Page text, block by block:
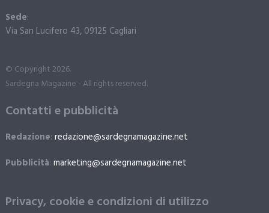
Sede:
Via San Lucifero 43, 09125 Cagliari
© Copyright 2026.
Sardegna Magazine - All rights reserved.
Contatti e pubblicità
Redazione: redazione@sardegnamagazine.net
Pubblicità: marketing@sardegnamagazine.net
Privacy, cookie e condizioni di utilizzo